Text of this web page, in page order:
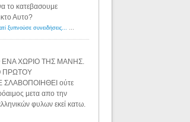
το κατεβασουμε
Αυτο?
Ένα βιβλίο που πολεμήθηκε γιατί ξυπνούσε συνειδήσεις... - Λόγιος Ερμής | Η γνώση ξεκινάει με την αναζήτηση...
ΕΝΑ ΧΩΡΙΟ ΤΗΣ ΜΑΝΗΣ.
ΠΡΩΤΟΥ
ούτε
μετα απο την
φυλων εκεί κατω.